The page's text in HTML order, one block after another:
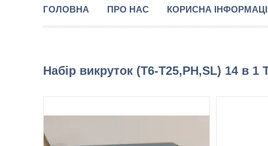
ГОЛОВНА ПРО НАС КОРИСНА
Набір викруток (T6-T25,PH,SL) 14 в 1